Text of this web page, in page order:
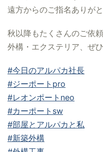
遠方からのご指名ありが
秋以降もたくさんのご依
外構・エクステリア、ぜ
#今日のアルパカ社長
#ジーポートpro
#レオンポートneo
#カーポートsw
#部屋とアルパカと私
#新築外構